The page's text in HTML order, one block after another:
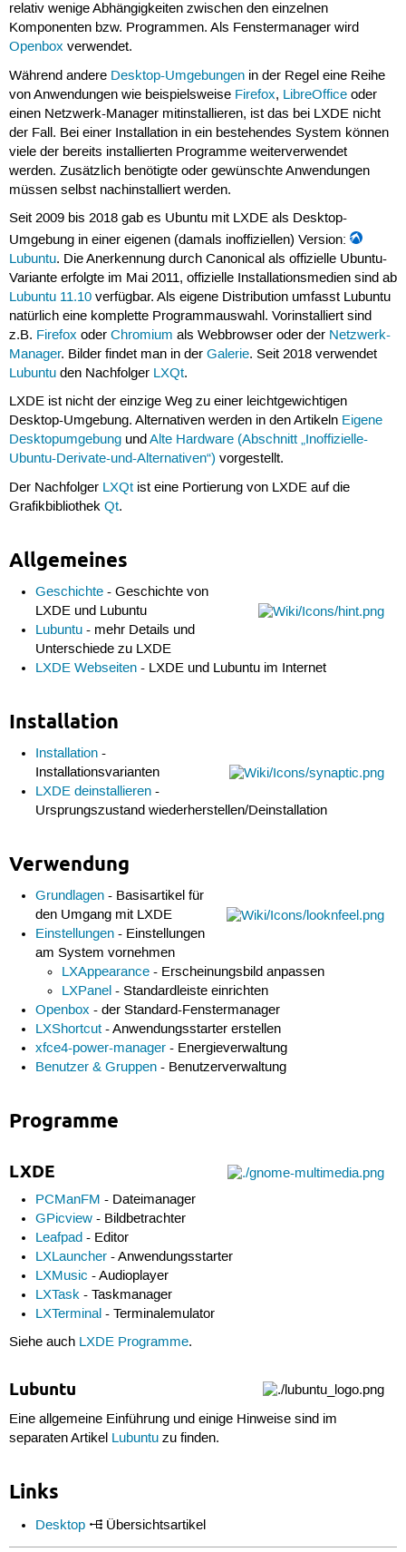
relativ wenige Abhängigkeiten zwischen den einzelnen
Komponenten bzw. Programmen. Als Fenstermanager wird
Openbox verwendet.
Während andere Desktop-Umgebungenin der Regel eine Reihe
von Anwendungen wie beispielsweise Firefox, LibreOfficeoder
einen Netzwerk-Manager mitinstallieren, ist das bei LXDE nicht
der Fall. Bei einer Installation in ein bestehendes System können
viele der bereits installierten Programme weiterverwendet
werden. Zusätzlich benötigte oder gewünschte Anwendungen
müssen selbst nachinstalliert werden.
Seit 2009 bis 2018 gab es Ubuntu mit LXDE als Desktop-
Umgebung in einer eigenen (damals inoffiziellen) Version:
Lubuntu. Die Anerkennung durch Canonical als offizielle Ubuntu-
Variante erfolgte im Mai 2011, offizielle Installationsmedien sind ab
Lubuntu 11.10verfügbar. Als eigene Distribution umfasst Lubuntu
natürlich eine komplette Programmauswahl. Vorinstalliert sind
z.B. Firefox oder Chromium als Webbrowser oder der Netzwerk-
Manager. Bilder findet man in der Galerie. Seit 2018 verwendet
Lubuntuden Nachfolger LXQt.
LXDE ist nicht der einzige Weg zu einer leichtgewichtigen
Desktop-Umgebung. Alternativen werden in den Artikeln Eigene
DesktopumgebungundAlte Hardware (Abschnitt „Inoffizielle-
Ubuntu-Derivate-und-Alternativen“) vorgestellt.
Der Nachfolger LXQtist eine Portierung von LXDE auf die
Grafikbibliothek Qt.
Allgemeines
Geschichte - Geschichte von
LXDE und Lubuntu
Lubuntu - mehr Details und
Unterschiede zu LXDE
LXDE Webseiten - LXDE und Lubuntu im Internet
Installation
Installation -
Installationsvarianten
LXDE deinstallieren -
Ursprungszustand wiederherstellen/Deinstallation
Verwendung
Grundlagen - Basisartikel für
den Umgang mit LXDE
Einstellungen - Einstellungen
am System vornehmen
LXAppearance - Erscheinungsbild anpassen
LXPanel - Standardleiste einrichten
Openbox - der Standard-Fenstermanager
LXShortcut - Anwendungsstarter erstellen
xfce4-power-manager - Energieverwaltung
Benutzer & Gruppen - Benutzerverwaltung
Programme
LXDE
PCManFM - Dateimanager
GPicview - Bildbetrachter
Leafpad - Editor
LXLauncher - Anwendungsstarter
LXMusic - Audioplayer
LXTask - Taskmanager
LXTerminal - Terminalemulator
Siehe auch LXDE Programme.
Lubuntu
Eine allgemeine Einführung und einige Hinweise sind im
separaten Artikel Lubuntuzu finden.
Links
Desktop Übersichtsartikel